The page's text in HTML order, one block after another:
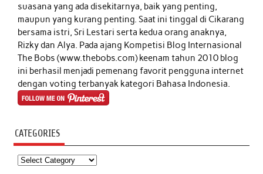
suasana yang ada disekitarnya, baik yang penting,
maupun yang kurang penting. Saat ini tinggal di Cikarang
bersama istri, Sri Lestari serta kedua orang anaknya,
Rizky dan Alya. Pada ajang Kompetisi Blog Internasional
The Bobs (www.thebobs.com) keenam tahun 2010 blog
ini berhasil menjadi pemenang favorit pengguna internet
dengan voting terbanyak kategori Bahasa Indonesia.
CATEGORIES
Categories